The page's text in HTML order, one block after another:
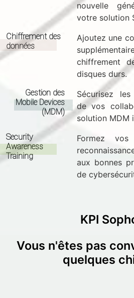
nouvelle
votre solution
Chiffrement des
données
Ajoutez une
chiffrement
disques durs.
Gestion des
Mobile Devices
(MDM)
Sécurisez
de vos
solution MDM
Security
Awareness
Training
Formez
aux bonnes
de
KPI
Vous n'êtes pas
quelques